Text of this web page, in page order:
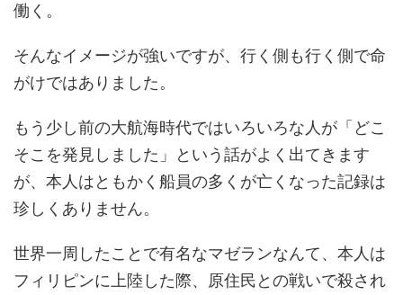
働く。
そんなイメージが強いですが、行く側も行く側で命
がけではありました。
もう少し前の大航海時代ではいろいろな人が「どこ
そこを発見しました」という話がよく出てきます
が、本人はともかく船員の多くが亡くなった記録は
珍しくありません。
世界一周したことで有名なマゼランなんて、本人は
フィリピンに上陸した際、原住民との戦いで殺され